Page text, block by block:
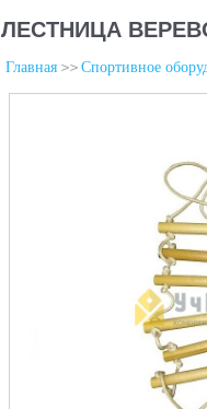
ЛЕСТНИЦА
Главная Спортивное